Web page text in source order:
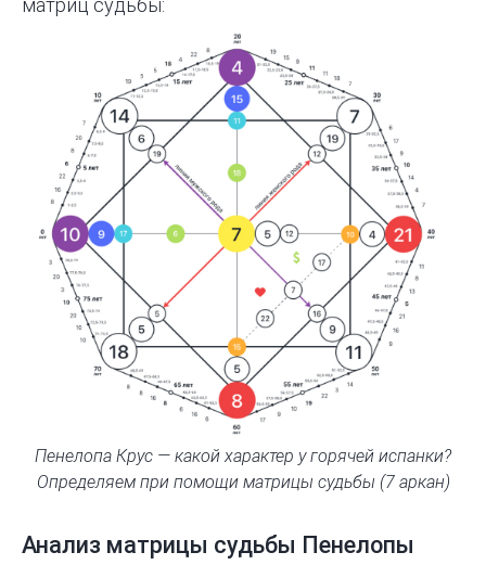
матриц судьбы:
Пенелопа Крус — какой характер у горячей испанки?
Определяем при помощи матрицы судьбы (7 аркан)
Анализ матрицы судьбы Пенелопы